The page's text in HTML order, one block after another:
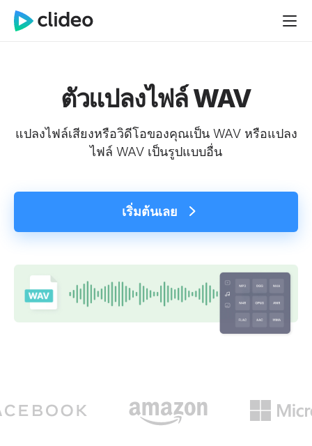
ตัวแปลงไฟล์ WAV
แปลงไฟล์เสียงหรือวิดีโอของคุณเป็น WAV หรือแปลง
ไฟล์ WAV เป็นรูปแบบอื่น
เริ่มต้นเลย